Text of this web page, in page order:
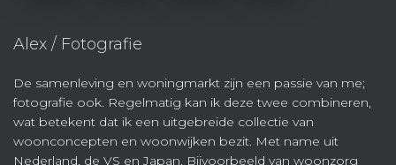
Alex / Fotografie
De samenleving en woningmarkt zijn een passie van me;
fotografie ook. Regelmatig kan ik deze twee combineren,
wat betekent dat ik een uitgebreide collectie van
woonconcepten en woonwijken bezit. Met name uit
Nederland, de VS en Japan. Bijvoorbeeld van woonzorg